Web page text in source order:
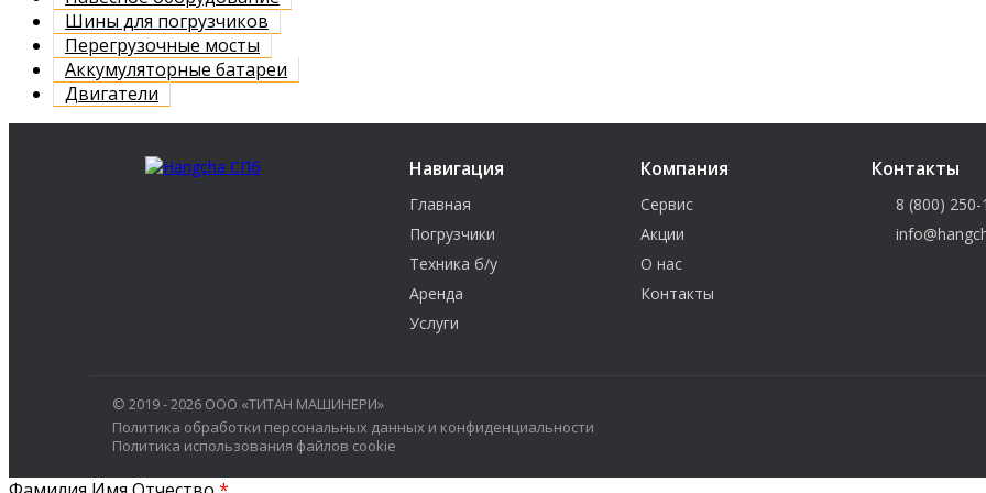
Шины для погрузчиков
Перегрузочные мосты
Аккумуляторные батареи
Двигатели
Навигация
Главная
Погрузчики
Техника б/у
Аренда
Услуги
Компания
Сервис
Акции
О нас
Контакты
Контакты
8 (800) 250-
© 2019 - 2026 ООО «ТИТАН МАШИНЕРИ»
Политика обработки персональных данных и конфиденциальности
Политика использования файлов cookie